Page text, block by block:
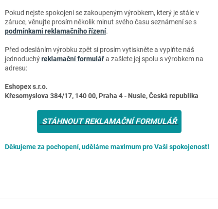
Pokud nejste spokojeni se zakoupeným výrobkem, který je stále v
záruce, věnujte prosím několik minut svého času seznámení se s
podmínkami reklamačního řízení.
Před odesláním výrobku zpět si prosím vytiskněte a vyplňte náš
jednoduchýreklamační formulářa zašlete jej spolu s výrobkem na
adresu:
Eshopex s.r.o.
Křesomyslova 384/17, 140 00, Praha 4 - Nusle, Česká republika
STÁHNOUT REKLAMAČNÍ FORMULÁŘ
Děkujeme za pochopení, uděláme maximum pro Vaši spokojenost!